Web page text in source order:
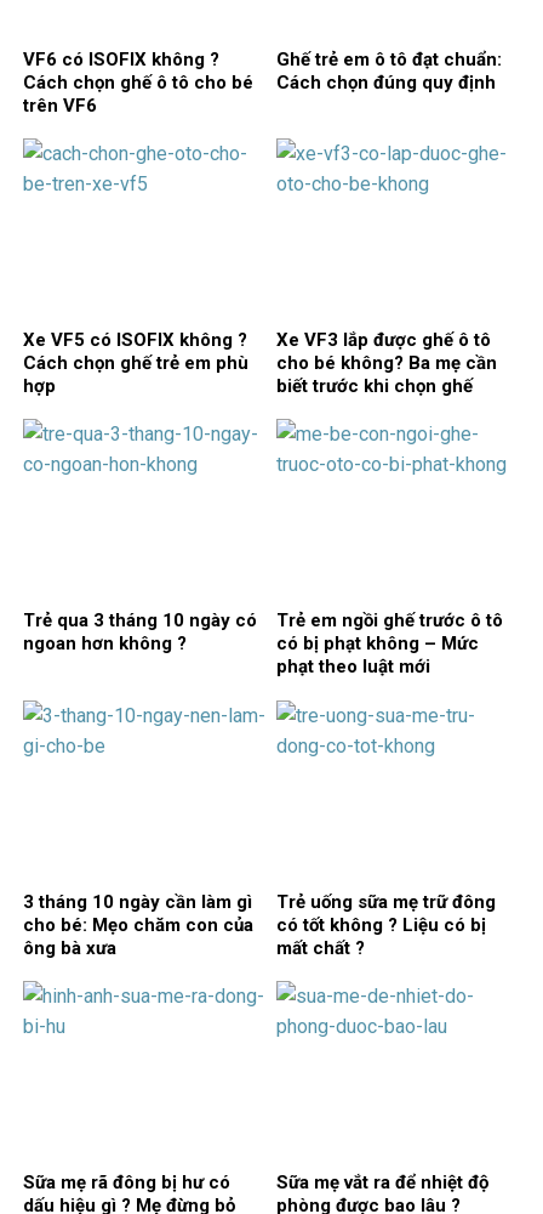
VF6 có ISOFIX không ?
Cách chọn ghế ô tô cho bé
trên VF6
Ghế trẻ em ô tô đạt chuẩn:
Cách chọn đúng quy định
Xe VF5 có ISOFIX không ?
Cách chọn ghế trẻ em phù
hợp
Xe VF3 lắp được ghế ô tô
cho bé không? Ba mẹ cần
biết trước khi chọn ghế
Trẻ qua 3 tháng 10 ngày có
ngoan hơn không ?
Trẻ em ngồi ghế trước ô tô
có bị phạt không – Mức
phạt theo luật mới
3 tháng 10 ngày cần làm gì
cho bé: Mẹo chăm con của
ông bà xưa
Trẻ uống sữa mẹ trữ đông
có tốt không ? Liệu có bị
mất chất ?
Sữa mẹ rã đông bị hư có
dấu hiệu gì ? Mẹ đừng bỏ
Sữa mẹ vắt ra để nhiệt độ
phòng được bao lâu ?